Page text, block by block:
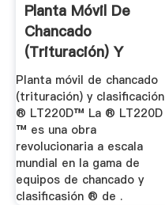
Planta Móvil De
Chancado
(trituración) Y
Clasificación ...
Planta móvil de chancado
(trituración) y clasificación
® LT220D™ La ® LT220D
™ es una obra
revolucionaria a escala
mundial en la gama de
equipos de chancado y
clasificasión ® de .